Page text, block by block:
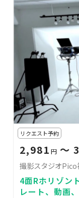
リクエスト予約
2,981 円 〜
撮影スタジオPico
4面Rホリゾン
レート、動画